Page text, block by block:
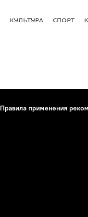
КУЛЬТУРА СПОРТ
Правила применения